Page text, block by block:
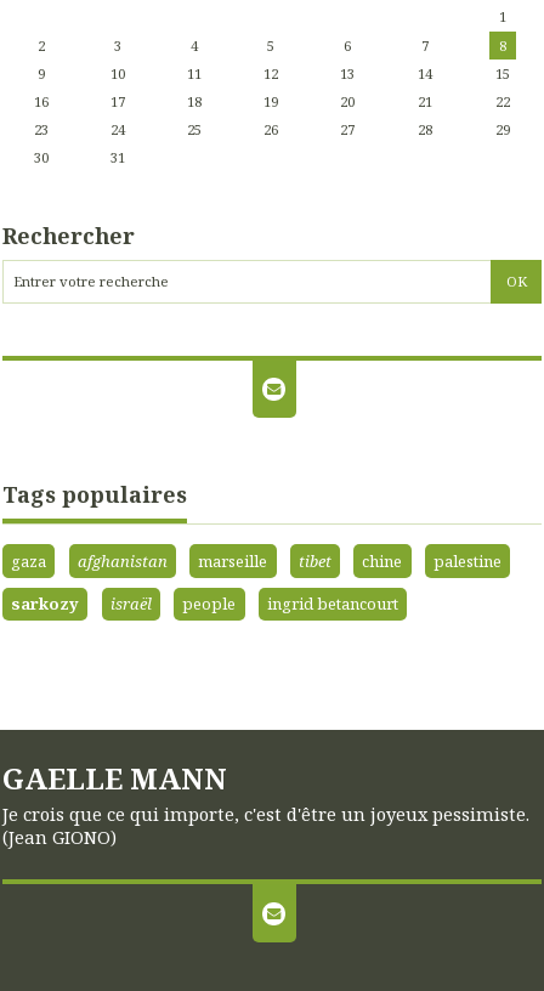
1
2
3 4 5 6 7
8
9
10 11 12 13 14
15
16
17 18 19 20 21
22
23
24 25 26 27 28
29
30
31
Rechercher
Tags populaires
gaza afghanistan marseille tibet chine
palestine
sarkozy
israël people ingrid betancourt
GAELLE MANN
Je crois que ce qui importe, c'est d'être un joyeux pessimiste.
(Jean GIONO)